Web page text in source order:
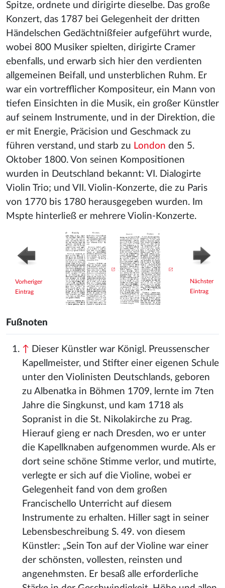
Spitze, ordnete und dirigirte dieselbe. Das große
Konzert, das 1787 bei Gelegenheit der dritten
Händelschen Gedächtnißfeier aufgeführt wurde,
wobei 800 Musiker spielten, dirigirte Cramer
ebenfalls, und erwarb sich hier den verdienten
allgemeinen Beifall, und unsterblichen Ruhm. Er
war ein vortrefflicher Kompositeur, ein Mann von
tiefen Einsichten in die Musik, ein großer Künstler
auf seinem Instrumente, und in der Direktion, die
er mit Energie, Präcision und Geschmack zu
führen verstand, und starb zu London den 5.
Oktober 1800. Von seinen Kompositionen
wurden in Deutschland bekannt: VI. Dialogirte
Violin Trio; und VII. Violin-Konzerte, die zu Paris
von 1770 bis 1780 herausgegeben wurden. Im
Mspte hinterließ er mehrere Violin-Konzerte.
Vorheriger
Eintrag
Nächster
Eintrag
Fußnoten
↑ Dieser Künstler war Königl. Preussenscher
Kapellmeister, und Stifter einer eigenen Schule
unter den Violinisten Deutschlands, geboren
zu Albenatka in Böhmen 1709, lernte im 7ten
Jahre die Singkunst, und kam 1718 als
Sopranist in die St. Nikolakirche zu Prag.
Hierauf gieng er nach Dresden, wo er unter
die Kapellknaben aufgenommen wurde. Als er
dort seine schöne Stimme verlor, und mutirte,
verlegte er sich auf die Violine, wobei er
Gelegenheit fand von dem großen
Francischello Unterricht auf diesem
Instrumente zu erhalten. Hiller sagt in seiner
Lebensbeschreibung S. 49. von diesem
Künstler: „Sein Ton auf der Violine war einer
der schönsten, vollesten, reinsten und
angenehmsten. Er besaß alle erforderliche